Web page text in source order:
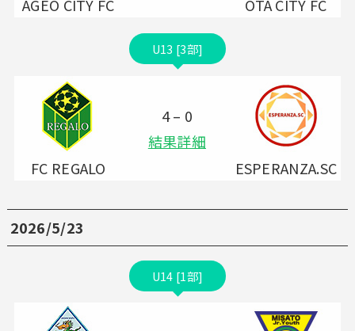
AGEO CITY FC
OTA CITY FC
U13 [3部]
FC REGALO
4 – 0
結果詳細
ESPERANZA.SC
2026/5/23
U14 [1部]